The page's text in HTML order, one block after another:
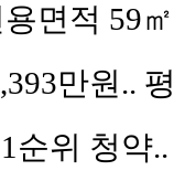
용면적 59
만원..
1순위 청